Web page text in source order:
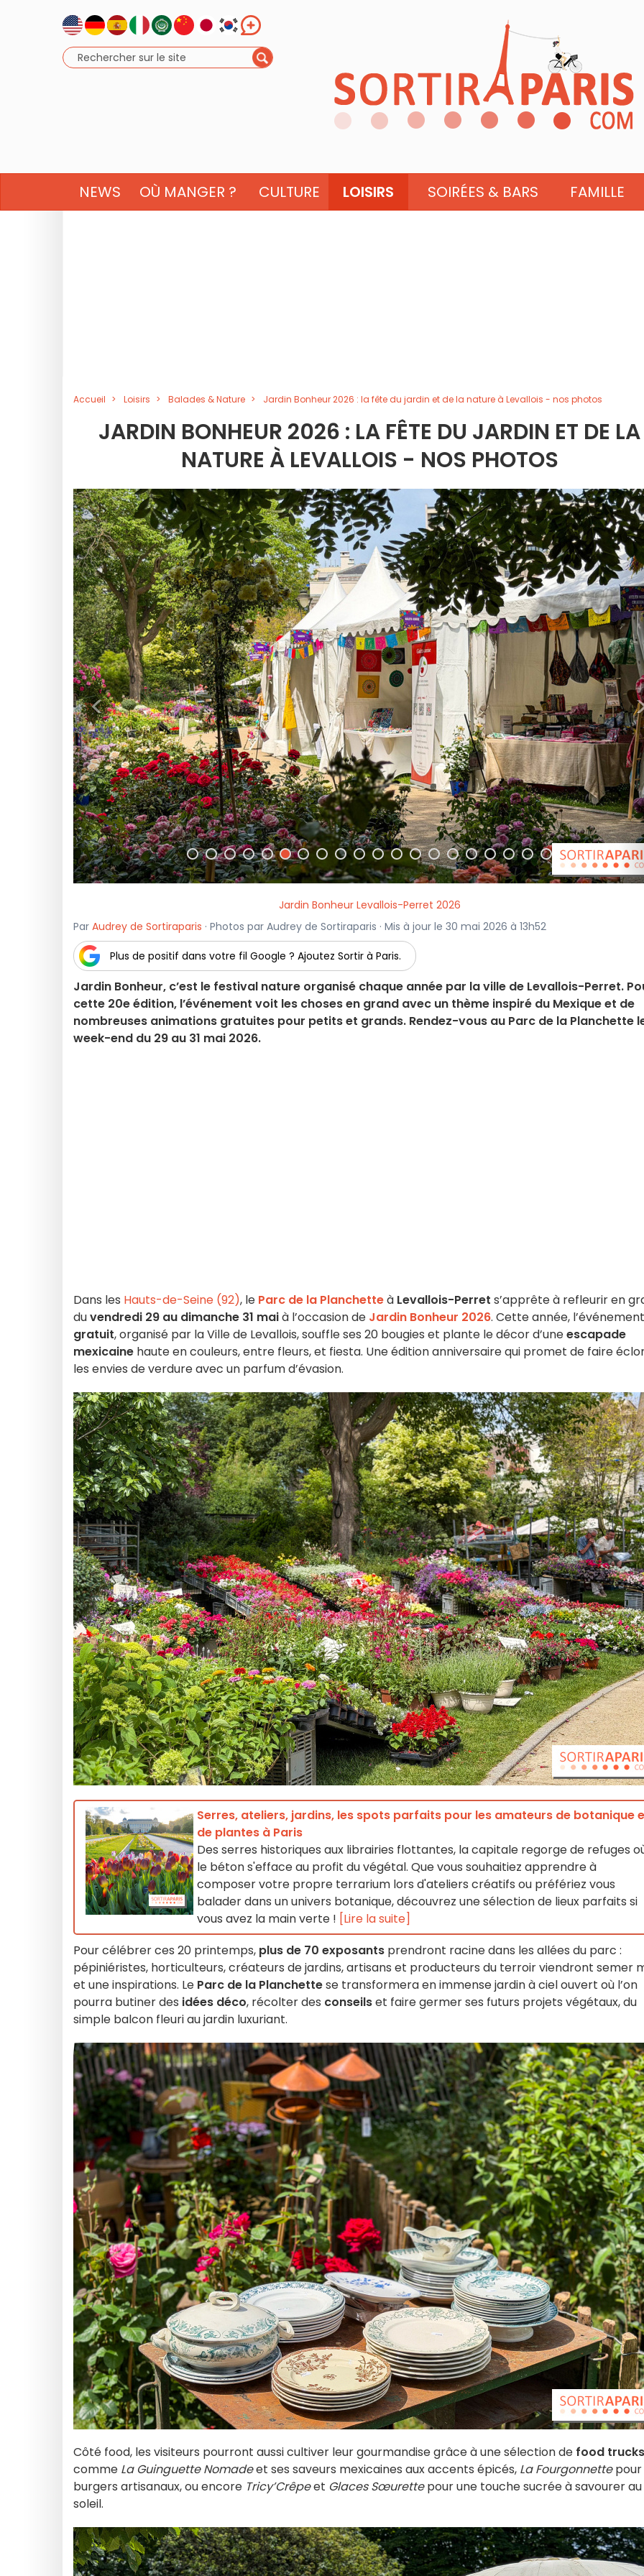
NEWS OÙ MANGER ? CULTURE LOISIRS SOIRÉES & BARS FAMILLE
Accueil Loisirs Balades & Nature Jardin Bonheur 2026 : la fête du jardin et de la nature à Levallois - nos photos
JARDIN BONHEUR 2026 : LA FÊTE DU JARDIN ET DE LA
NATURE À LEVALLOIS - NOS PHOTOS
<
Jardin Bonheur Levallois-Perret 2026
Par Audrey de Sortiraparis · Photos par Audrey de Sortiraparis · Mis à jour le 30 mai 2026 à 13h52
Plus de positif dans votre fil Google ? Ajoutez Sortir à Paris.
Jardin Bonheur, c’est le festival nature organisé chaque année par la ville de Levallois-Perret.
cette 20e édition, l’événement voit les choses en grand avec un thème inspiré du Mexique et de
nombreuses animations gratuites pour petits et grands. Rendez-vous au Parc de la Planchette
week-end du 29 au 31 mai 2026.
Dans les Hauts-de-Seine (92), le Parc de la Planchetteà Levallois-Perret s’apprête à refleurir en
duvendredi 29 au dimanche 31 maià l’occasion de Jardin Bonheur 2026. Cette année, l’événement
gratuit, organisé par la Ville de Levallois, souffle ses 20 bougies et plante le décor d’uneescapade
mexicaine haute en couleurs, entre fleurs, et fiesta. Une édition anniversaire qui promet de faire
les envies de verdure avec un parfum d’évasion.
Serres, ateliers, jardins, les spots parfaits pour les amateurs de botanique
de plantes à Paris
Des serres historiques aux librairies flottantes, la capitale regorge de refuges
le béton s'efface au profit du végétal. Que vous souhaitiez apprendre à
composer votre propre terrarium lors d'ateliers créatifs ou préfériez vous
balader dans un univers botanique, découvrez une sélection de lieux parfaits si
vous avez la main verte ! [Lire la suite]
Pour célébrer ces 20 printemps, plus de 70 exposants prendront racine dans les allées du parc :
pépiniéristes, horticulteurs, créateurs de jardins, artisans et producteurs du terroir viendront semer
et une inspirations. Le Parc de la Planchettese transformera en immense jardin à ciel ouvert où l’on
pourra butiner des idées déco, récolter des conseilset faire germer ses futurs projets végétaux, du
simple balcon fleuri au jardin luxuriant.
Côté food, les visiteurs pourront aussi cultiver leur gourmandise grâce à une sélection de food trucks
comme La Guinguette Nomadeet ses saveurs mexicaines aux accents épicés, La Fourgonnettepour
burgers artisanaux, ou encore Tricy’Crêpeet Glaces Sœurettepour une touche sucrée à savourer au
soleil.